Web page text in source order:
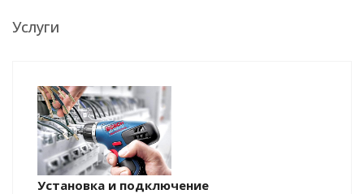
Услуги
Установка и подключение